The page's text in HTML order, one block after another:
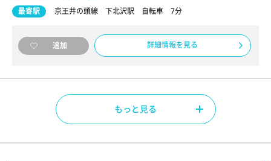
最寄駅 京王井の頭線 下北沢駅 自転車 7分
追加 詳細情報を見る
もっと見る